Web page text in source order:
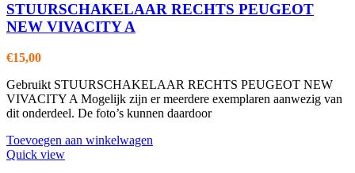
STUURSCHAKELAAR RECHTS PEUGEOT
NEW VIVACITY A
€15,00
Gebruikt STUURSCHAKELAAR RECHTS PEUGEOT NEW
VIVACITY A Mogelijk zijn er meerdere exemplaren aanwezig van
dit onderdeel. De foto’s kunnen daardoor
Toevoegen aan winkelwagen
Quick view